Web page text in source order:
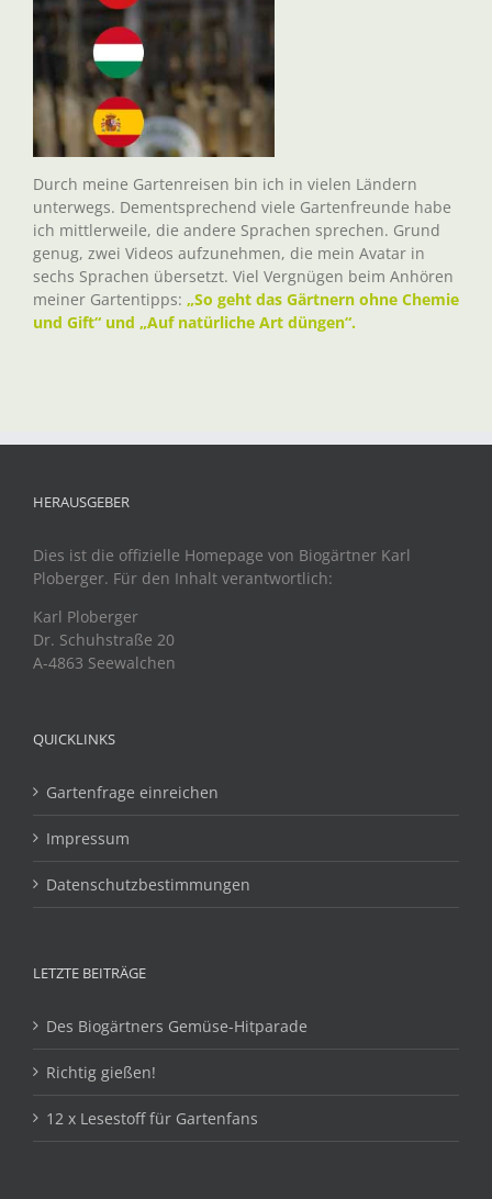
Durch meine Gartenreisen bin ich in vielen Ländern
unterwegs. Dementsprechend viele Gartenfreunde habe
ich mittlerweile, die andere Sprachen sprechen. Grund
genug, zwei Videos aufzunehmen, die mein Avatar in
sechs Sprachen übersetzt. Viel Vergnügen beim Anhören
meiner Gartentipps: „So geht das Gärtnern ohne Chemie
und Gift“ und „Auf natürliche Art düngen“.
HERAUSGEBER
Dies ist die offizielle Homepage von Biogärtner Karl
Ploberger. Für den Inhalt verantwortlich:
Karl Ploberger
Dr. Schuhstraße 20
A-4863 Seewalchen
QUICKLINKS
Gartenfrage einreichen
Impressum
Datenschutzbestimmungen
LETZTE BEITRÄGE
Des Biogärtners Gemüse-Hitparade
Richtig gießen!
12 x Lesestoff für Gartenfans